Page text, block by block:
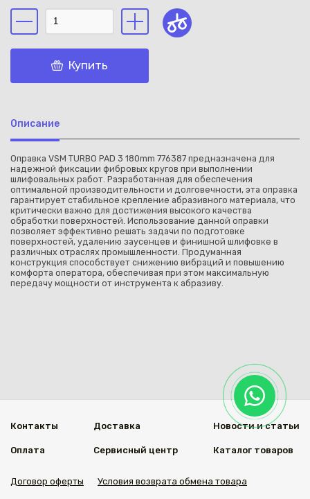
Купить
Описание
Оправка VSM TURBO PAD 3 180mm 776387 предназначена для
надежной фиксации фибровых кругов при выполнении
шлифовальных работ. Разработанная для обеспечения
оптимальной производительности и долговечности, эта оправка
гарантирует стабильное крепление абразивного материала, что
критически важно для достижения высокого качества
обработки поверхностей. Использование данной оправки
позволяет эффективно решать задачи по подготовке
поверхностей, удалению заусенцев и финишной шлифовке в
различных отраслях промышленности. Продуманная
конструкция способствует снижению вибраций и повышению
комфорта оператора, обеспечивая при этом максимальную
передачу мощности от инструмента к абразиву.
Контакты
Оплата
Доставка
Сервисный центр
Новости и статьи
Каталог товаров
Договор оферты Условия возврата обмена товара